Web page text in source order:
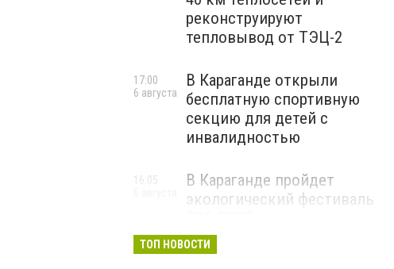
реконструируют
тепловывод от ТЭЦ-2
В Караганде открыли
бесплатную спортивную
секцию для детей с
инвалидностью
17:00
6 августа
В Караганде пройдет
экологический фестиваль
пластиковые бутылки
16:05
ТОП НОВОСТИ